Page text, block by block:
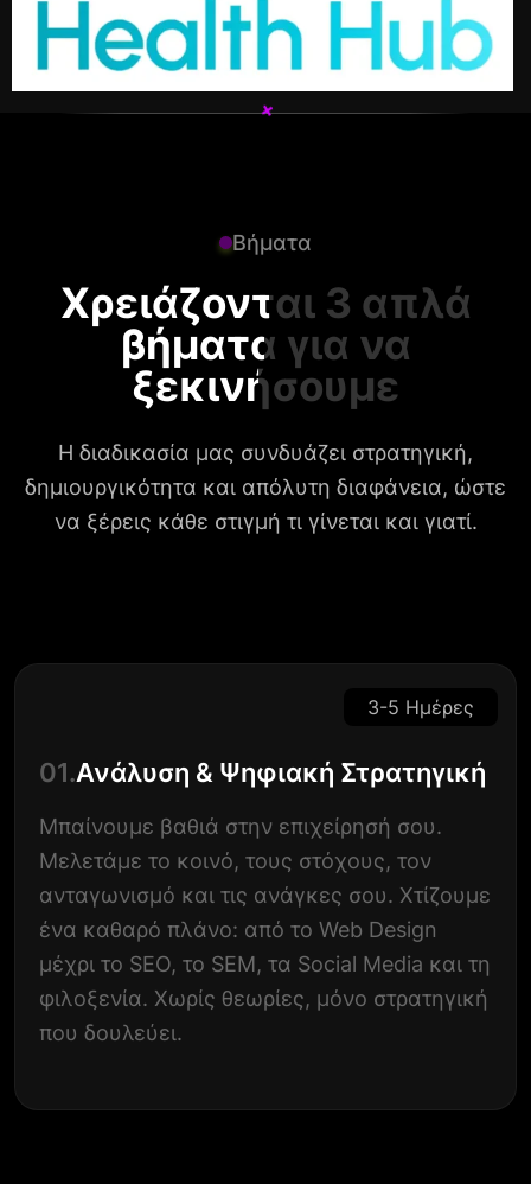
+
+
Βήματα
Χρειάζονται 3 απλά
βήματα για να
ξεκινήσουμε
Η διαδικασία μας συνδυάζει στρατηγική,
δημιουργικότητα και απόλυτη διαφάνεια, ώστε
να ξέρεις κάθε στιγμή τι γίνεται και γιατί.
3-5 Ημέρες
01.Ανάλυση & Ψηφιακή Στρατηγική
Μπαίνουμε βαθιά στην επιχείρησή σου.
Μελετάμε το κοινό, τους στόχους, τον
ανταγωνισμό και τις ανάγκες σου. Χτίζουμε
ένα καθαρό πλάνο: από το Web Design
μέχρι το SEO, το SEM, τα Social Media και τη
φιλοξενία. Χωρίς θεωρίες, μόνο στρατηγική
που δουλεύει.